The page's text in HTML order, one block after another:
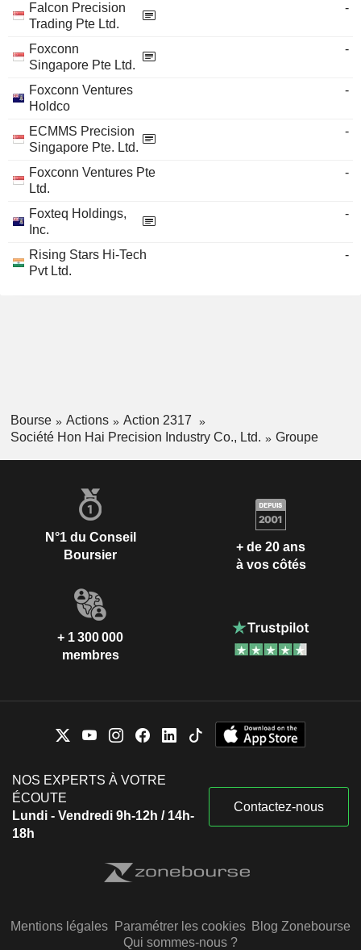
Falcon Precision
Trading Pte Ltd.
-
Foxconn
Singapore Pte Ltd.
-
Foxconn Ventures
Holdco
-
ECMMS Precision
Singapore Pte. Ltd.
-
Foxconn Ventures Pte
Ltd.
-
Foxteq Holdings,
Inc.
-
Rising Stars Hi-Tech
Pvt Ltd.
-
Bourse Actions
Action 2317
Société Hon Hai Precision Industry Co., Ltd.
Groupe
N°1 du Conseil
Boursier
+ de 20 ans
à vos côtés
+ 1 300 000
membres
NOS EXPERTS À VOTRE
ÉCOUTE
Lundi - Vendredi 9h-12h / 14h-
18h
Contactez-nous
Mentions légales Paramétrer les cookies Blog Zonebourse
Qui sommes-nous ?